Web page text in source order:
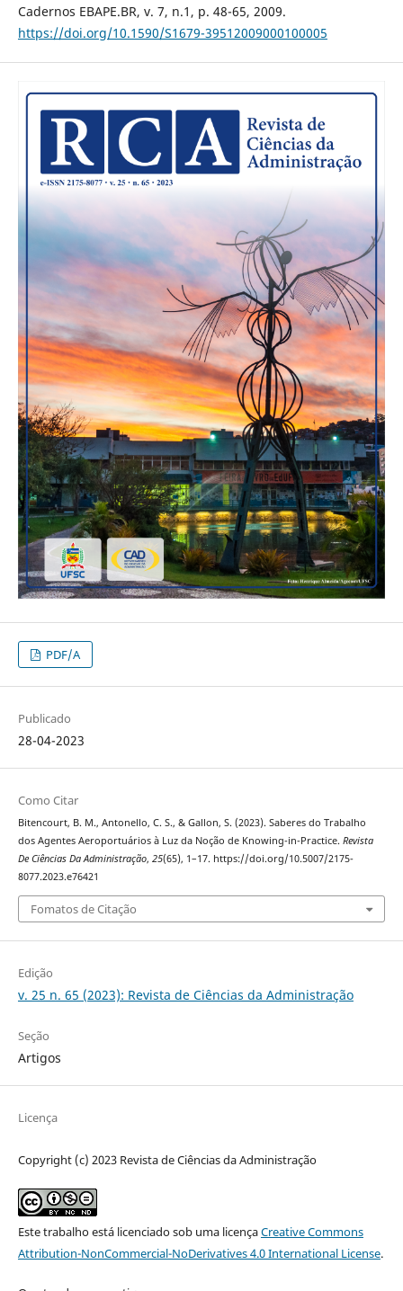
Cadernos EBAPE.BR, v. 7, n.1, p. 48-65, 2009.
https://doi.org/10.1590/S1679-39512009000100005
PDF/A
Publicado
28-04-2023
Como Citar
Bitencourt, B. M., Antonello, C. S., & Gallon, S. (2023). Saberes do Trabalho
dos Agentes Aeroportuários à Luz da Noção de Knowing-in-Practice. Revista
De Ciências Da Administração, 25(65), 1–17. https://doi.org/10.5007/2175-
8077.2023.e76421
Fomatos de Citação
Edição
v. 25 n. 65 (2023): Revista de Ciências da Administração
Seção
Artigos
Licença
Copyright (c) 2023 Revista de Ciências da Administração
Este trabalho está licenciado sob uma licençaCreative Commons
Attribution-NonCommercial-NoDerivatives 4.0 International License.